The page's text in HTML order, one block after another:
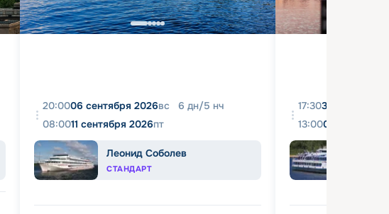
20:0006 сентября 2026вс 6 дн/5 нч
08:0011 сентября 2026пт
Леонид Соболев
СТАНДАРТ
17:3031 августа
13:0004 сентября